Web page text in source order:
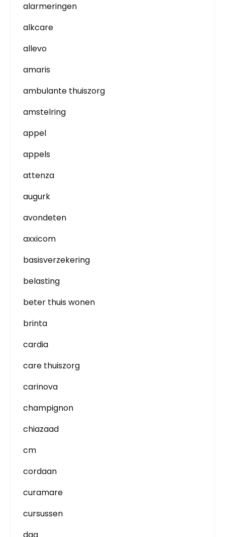
alarmeringen
alkcare
allevo
amaris
ambulante thuiszorg
amstelring
appel
appels
attenza
augurk
avondeten
axxicom
basisverzekering
belasting
beter thuis wonen
brinta
cardia
care thuiszorg
carinova
champignon
chiazaad
cm
cordaan
curamare
cursussen